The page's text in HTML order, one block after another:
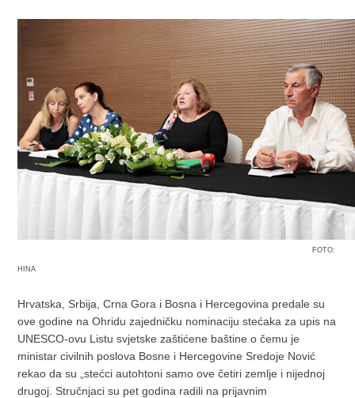
FOTO:
HINA
Hrvatska, Srbija, Crna Gora i Bosna i Hercegovina predale su
ove godine na Ohridu zajedničku nominaciju stećaka za upis na
UNESCO-ovu Listu svjetske zaštićene baštine o čemu je
ministar civilnih poslova Bosne i Hercegovine Sredoje Nović
rekao da su „stećci autohtoni samo ove četiri zemlje i nijednoj
drugoj. Stručnjaci su pet godina radili na prijavnim